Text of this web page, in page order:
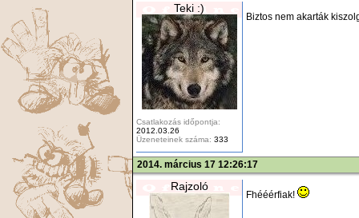
Teki :)
Csatlakozás időpontja:
2012.03.26
Üzeneteinek száma: 333
Biztos nem akarták
2014. március 17 12:26:17
Rajzoló
Fhééérfiak!